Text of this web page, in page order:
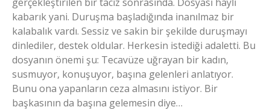
kabarık yani. Duruşma başladığında inanılmaz bir
kalabalık vardı. Sessiz ve sakin bir şekilde duruşmayı
dinlediler, destek oldular. Herkesin istediği adaletti. Bu
dosyanın önemi şu: Tecavüze uğrayan bir kadın,
susmuyor, konuşuyor, başına gelenleri anlatıyor.
Bunu ona yapanların ceza almasını istiyor. Bir
başkasının da başına gelemesin diye…